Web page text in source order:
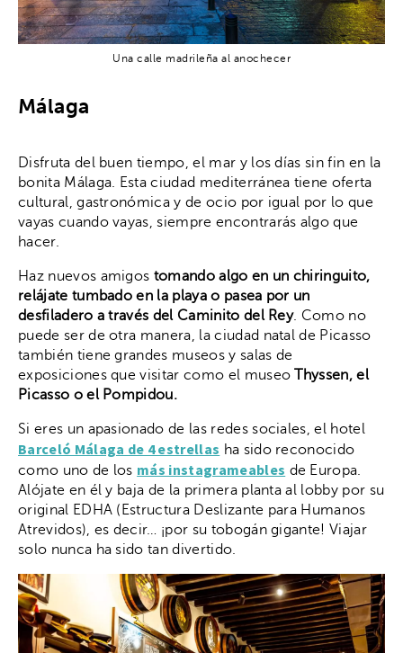
Una calle madrileña al anochecer
Málaga
Disfruta del buen tiempo, el mar y los días sin fin en la
bonita Málaga. Esta ciudad mediterránea tiene oferta
cultural, gastronómica y de ocio por igual por lo que
vayas cuando vayas, siempre encontrarás algo que
hacer.
Haz nuevos amigos tomando algo en un chiringuito,
relájate tumbado en la playa o pasea por un
desfiladero a través del Caminito del Rey. Como no
puede ser de otra manera, la ciudad natal de Picasso
también tiene grandes museos y salas de
exposiciones que visitar como el museo Thyssen, el
Picasso o el Pompidou.
Si eres un apasionado de las redes sociales, el hotel
Barceló Málaga de 4 estrellas ha sido reconocido
como uno de los más instagrameables de Europa.
Alójate en él y baja de la primera planta al lobby por su
original EDHA (Estructura Deslizante para Humanos
Atrevidos), es decir… ¡por su tobogán gigante! Viajar
solo nunca ha sido tan divertido.